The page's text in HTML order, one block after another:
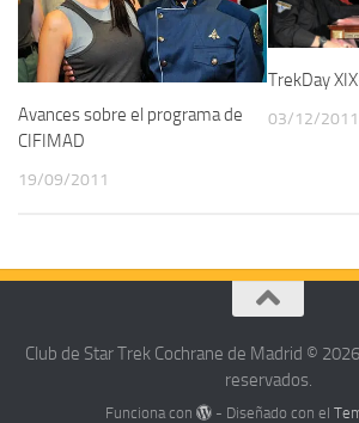
Avances sobre el programa de
CIFIMAD
19/09/2011
TrekDay
03/12/2011
Club de Star Trek Cochrane de Madrid ©
reservados.
Funciona con - Diseñado con el